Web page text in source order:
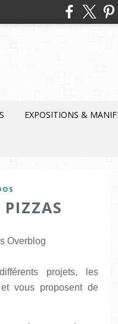
EXPOSITIONS &
PIZZAS
Overblog
projets, les
vous proposent de